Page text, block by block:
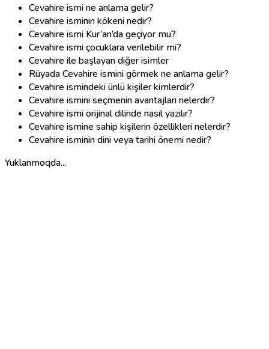
Cevahire ismi ne anlama gelir?
Cevahire isminin kökeni nedir?
Cevahire ismi Kur’an’da geçiyor mu?
Cevahire ismi çocuklara verilebilir mi?
Cevahire ile başlayan diğer isimler
Rüyada Cevahire ismini görmek ne anlama gelir?
Cevahire ismindeki ünlü kişiler kimlerdir?
Cevahire ismini seçmenin avantajları nelerdir?
Cevahire ismi orijinal dilinde nasıl yazılır?
Cevahire ismine sahip kişilerin özellikleri nelerdir?
Cevahire isminin dini veya tarihi önemi nedir?
Yuklanmoqda...